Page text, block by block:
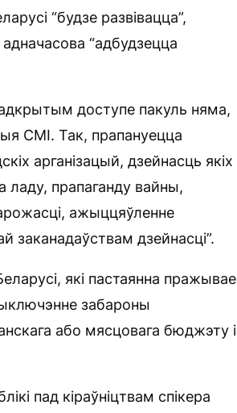
“будзе развівацца”,
“адбудзецца
доступе пакуль няма,
СМІ. Так, прапануецца
арганізацый, дзейнасць якіх
ладу, прапаганду вайны,
ажыццяўленне
заканадаўствам дзейнасці”.
які пастаянна пражывае
забароны
або мясцовага бюджэту і
пад кіраўніцтвам спікера